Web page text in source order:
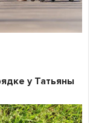
у Татьяны